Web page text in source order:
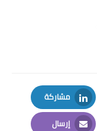
مشاركة
LinkedIn
إرسال